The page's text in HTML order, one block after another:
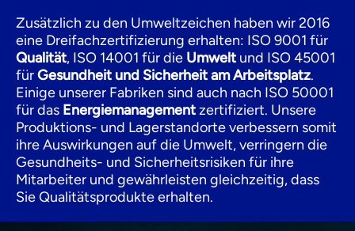
Zusätzlich zu den Umweltzeichen haben wir 2016
eine Dreifachzertifizierung erhalten: ISO 9001 für
Qualität, ISO 14001 für die Umwelt und ISO 45001
fürGesundheit und Sicherheit am Arbeitsplatz.
Einige unserer Fabriken sind auch nach ISO 50001
für das Energiemanagementzertifiziert. Unsere
Produktions- und Lagerstandorte verbessern somit
ihre Auswirkungen auf die Umwelt, verringern die
Gesundheits- und Sicherheitsrisiken für ihre
Mitarbeiter und gewährleisten gleichzeitig, dass
Sie Qualitätsprodukte erhalten.